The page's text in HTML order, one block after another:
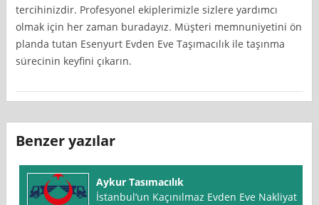
tercihinizdir. Profesyonel ekiplerimizle sizlere yardımcı
olmak için her zaman buradayız. Müşteri memnuniyetini ön
planda tutan Esenyurt Evden Eve Taşımacılık ile taşınma
sürecinin keyfini çıkarın.
Benzer yazılar
Aykur Tasımacılık
İstanbul‘un Kaçınılmaz Evden Eve Nakliyat